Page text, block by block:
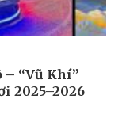
– “Vũ Khí”
2025–2026